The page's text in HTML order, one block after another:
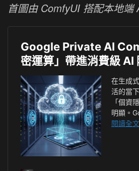
首圖由 ComfyUI 搭配本地端